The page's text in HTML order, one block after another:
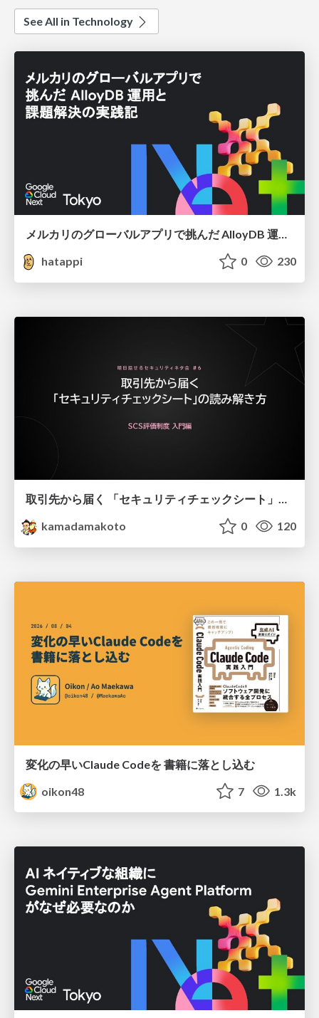
See All in Technology
hatappi
0 230
取引先から届く 「セキュリティチェックシート」の読み解き方
kamadamakoto
0 120
変化の早いClaude Codeを 書籍に落とし込む
oikon48
7 1.3k